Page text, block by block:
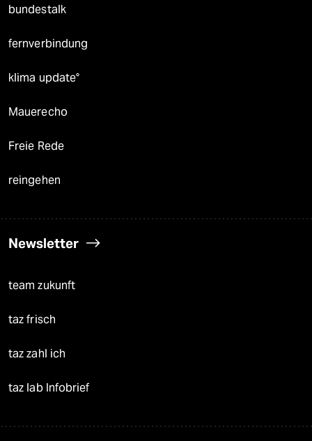
bundestalk
fernverbindung
klima update°
Mauerecho
Freie Rede
reingehen
Newsletter
team zukunft
taz frisch
taz zahl ich
taz lab Infobrief